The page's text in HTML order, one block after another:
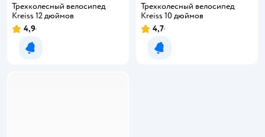
Трехколесный велосипед
Kreiss 12 дюймов
4,9
Уведомить о появлении
Трехколесный велосипед
Kreiss 10 дюймов
4,7
Уведомить о появлении